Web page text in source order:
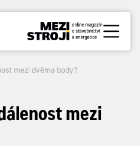
mezi
mezi dvěma body?